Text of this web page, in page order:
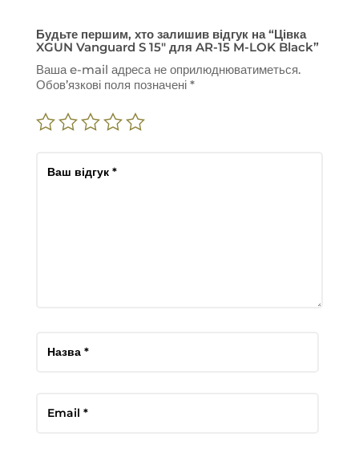
Будьте першим, хто залишив відгук на “Цівка
XGUN Vanguard S 15″ для AR-15 M-LOK Black”
Ваша e-mail адреса не оприлюднюватиметься.
Обов’язкові поля позначені *